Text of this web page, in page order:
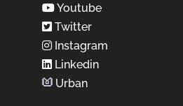
Youtube
Twitter
Instagram
Linkedin
Urban